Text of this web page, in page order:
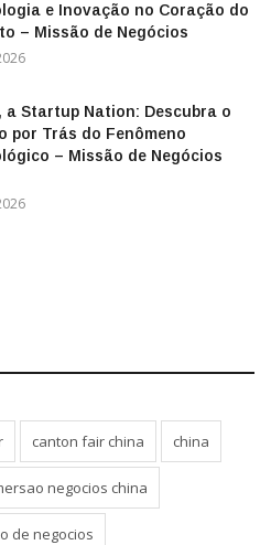
e Inovação no Coração do
– Missão de Negócios
a Startup Nation: Descubra o
por Trás do Fenômeno
– Missão de Negócios
canton fair china china
negocios china
de negocios